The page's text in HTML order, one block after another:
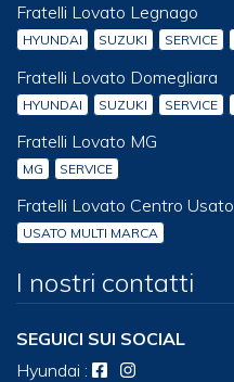
Fratelli Lovato Legnago
HYUNDAI SUZUKI SERVICE
Fratelli Lovato Domegliara
HYUNDAI SUZUKI SERVICE
Fratelli Lovato MG
MG SERVICE
Fratelli Lovato Centro Usato
USATO MULTI MARCA
I nostri contatti
SEGUICI SUI SOCIAL
Hyundai :